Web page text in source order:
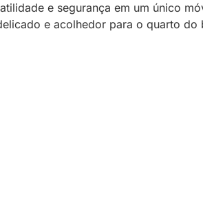
e segurança em um único
e acolhedor para o quarto